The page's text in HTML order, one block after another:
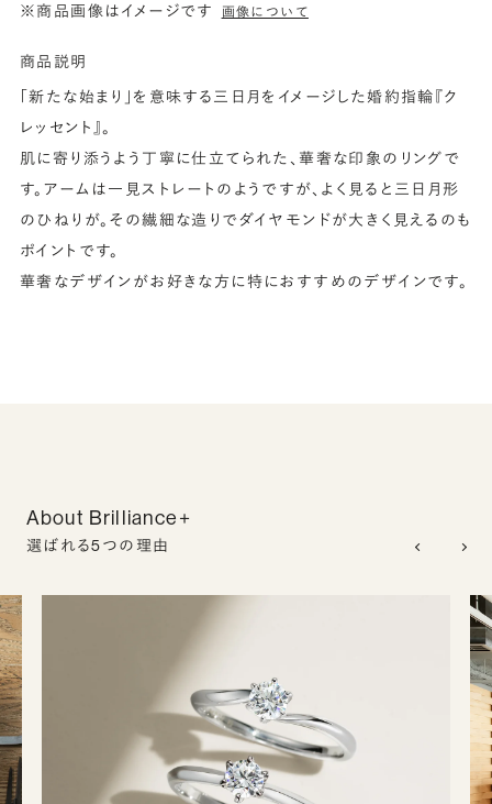
※商品画像はイメージです 画像について
商品説明
「新たな始まり」を意味する三日月をイメージした婚約指輪『ク
レッセント』。
肌に寄り添うよう丁寧に仕立てられた、華奢な印象のリングで
す。アームは一見ストレートのようですが、よく見ると三日月形
のひねりが。その繊細な造りでダイヤモンドが大きく見えるのも
ポイントです。
華奢なデザインがお好きな方に特におすすめのデザインです。
About Brilliance+
選ばれる5つの理由